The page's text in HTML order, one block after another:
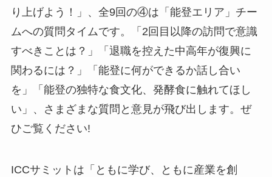
り上げよう！」、全9回の④は「能登エリア」チー
ムへの質問タイムです。「2回目以降の訪問で意識
すべきことは？」「退職を控えた中高年が復興に
関わるには？」「能登に何ができるか話し合い
を」「能登の独特な食文化、発酵食に触れてほし
い」、さまざまな質問と意見が飛び出します。ぜ
ひご覧ください!
ICCサミットは「ともに学び、ともに産業を創